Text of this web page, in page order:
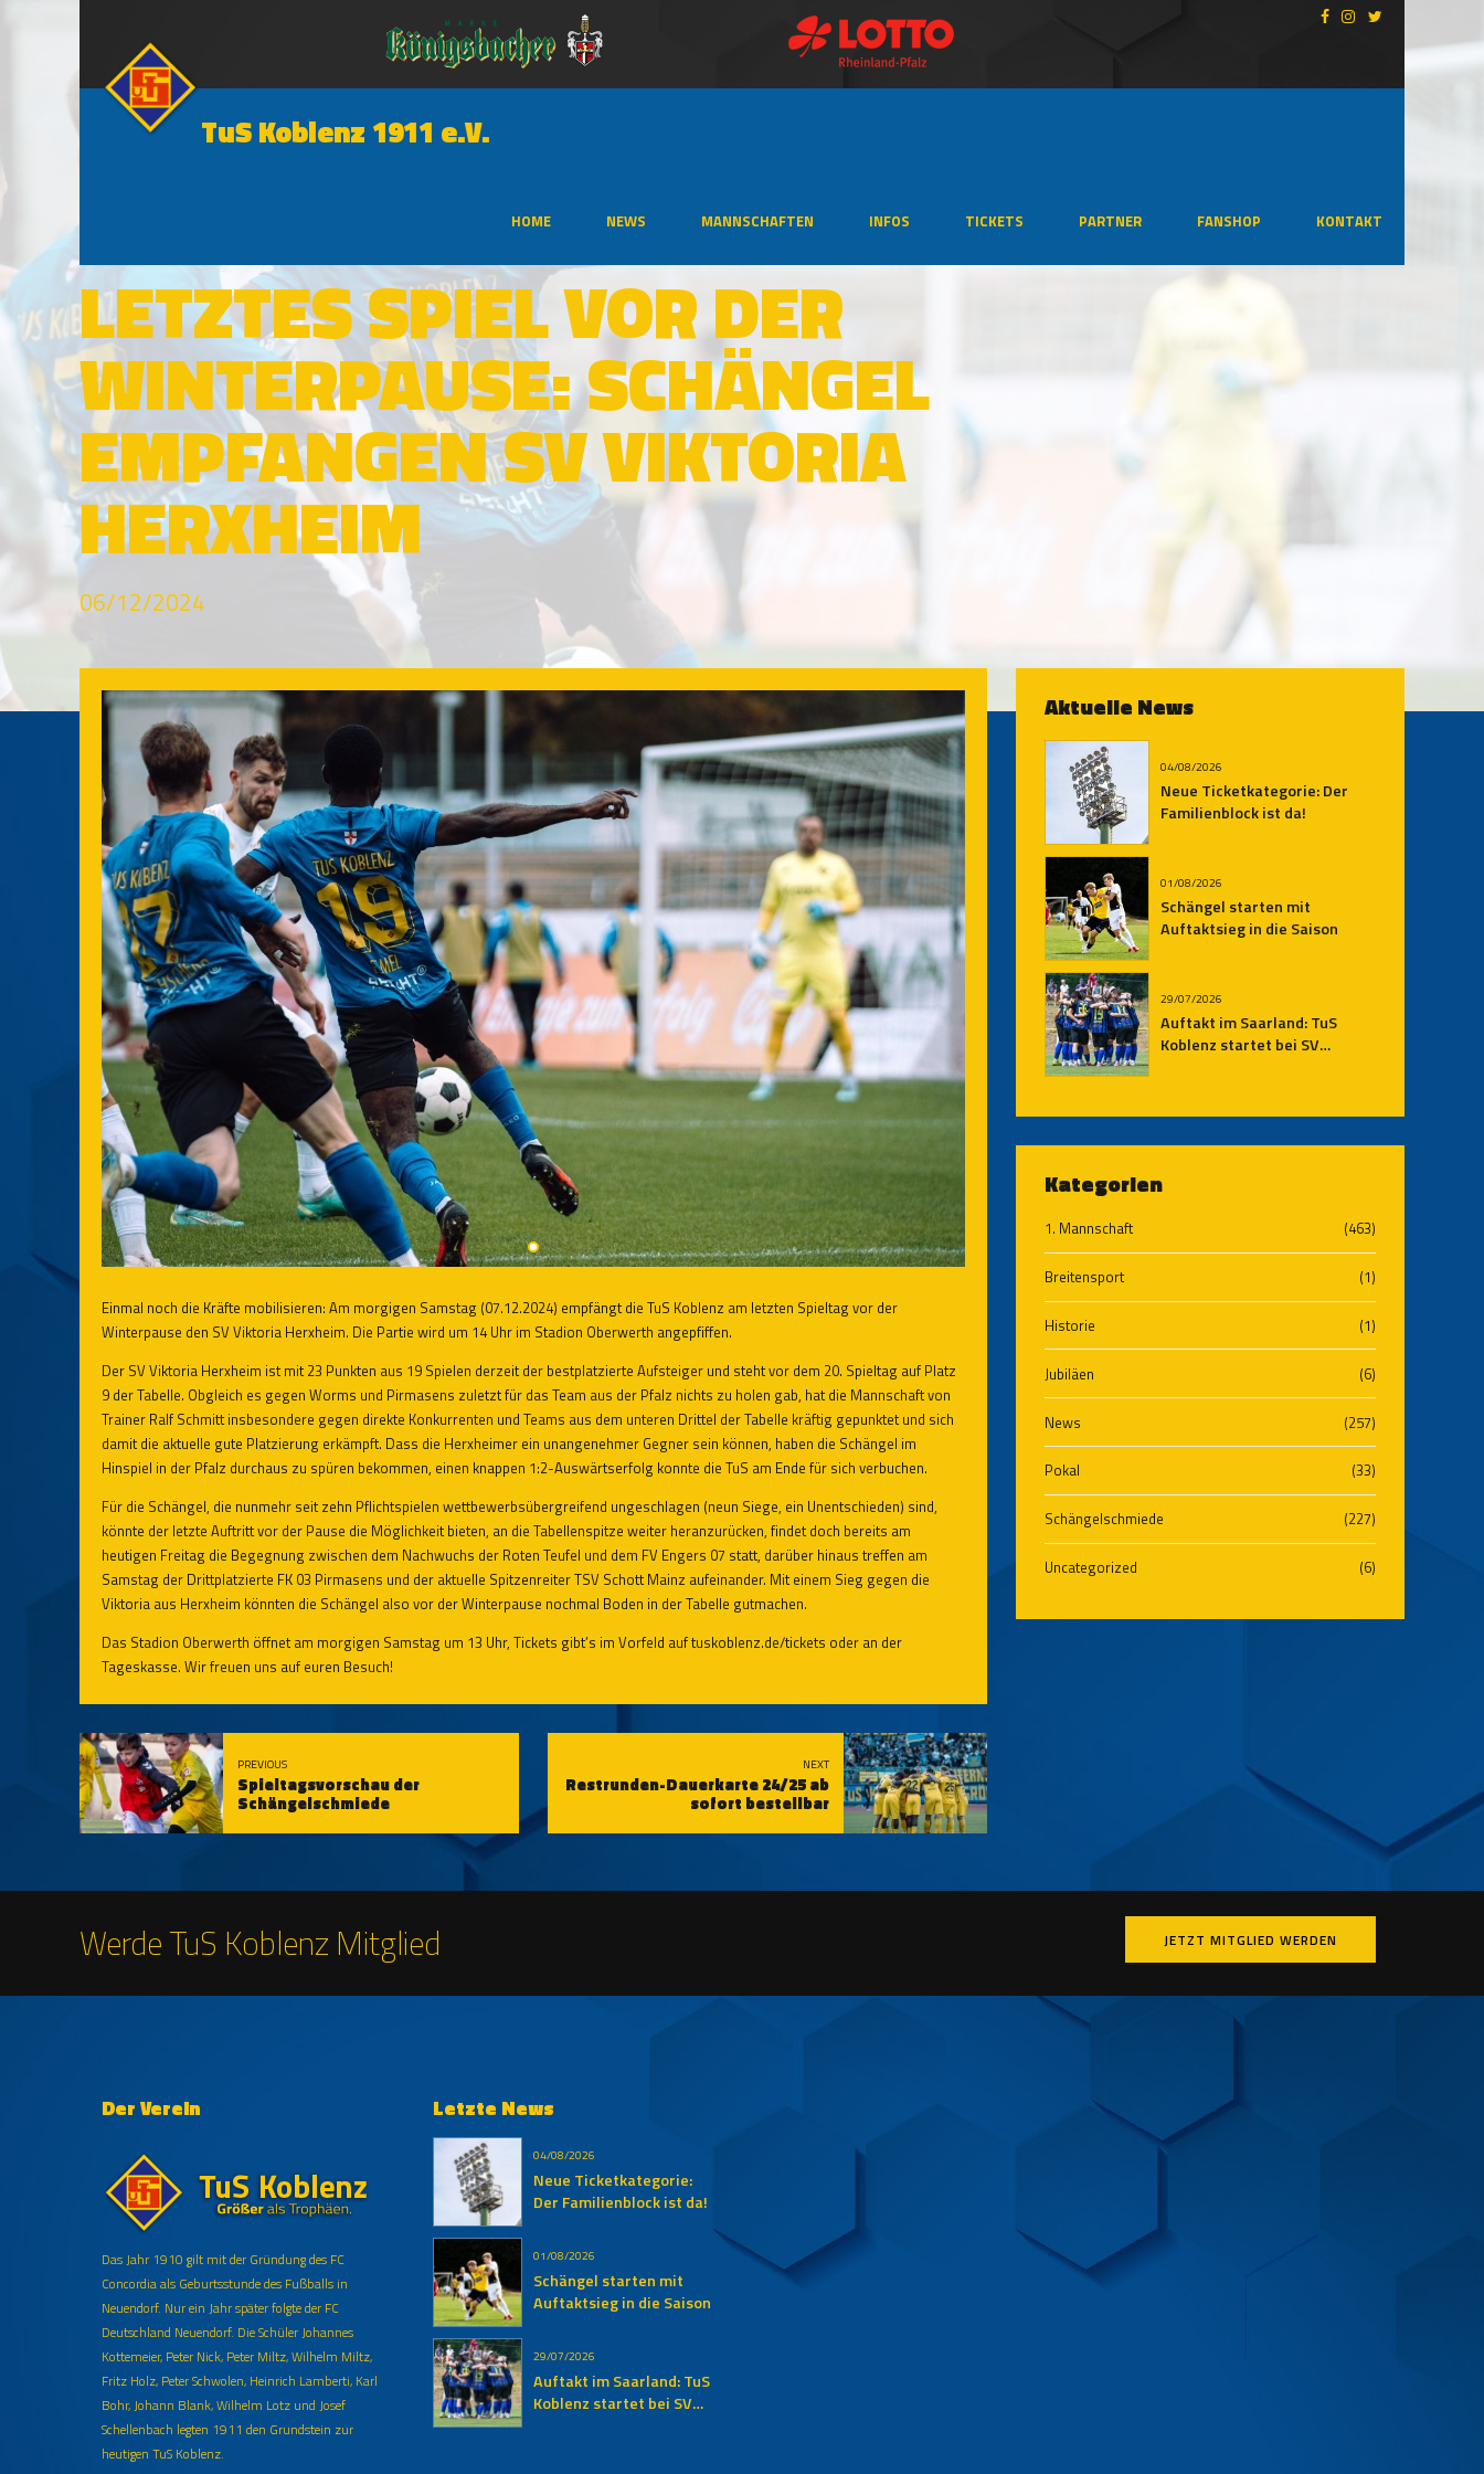
TuS Koblenz 1911 e.V.
HOME NEWS MANNSCHAFTEN INFOS TICKETS PARTNER FANSHOP KONTAKT
LETZTES SPIEL VOR DER
WINTERPAUSE: SCHÄNGEL
EMPFANGEN SV VIKTORIA
HERXHEIM
06/12/2024
Einmal noch die Kräfte mobilisieren: Am morgigen Samstag (07.12.2024) empfängt die TuS Koblenz am letzten Spieltag vor der
Winterpause den SV Viktoria Herxheim. Die Partie wird um 14 Uhr im Stadion Oberwerth angepfiffen.
Der SV Viktoria Herxheim ist mit 23 Punkten aus 19 Spielen derzeit der bestplatzierte Aufsteiger und steht vor dem 20. Spieltag auf Platz
9 der Tabelle. Obgleich es gegen Worms und Pirmasens zuletzt für das Team aus der Pfalz nichts zu holen gab, hat die Mannschaft von
Trainer Ralf Schmitt insbesondere gegen direkte Konkurrenten und Teams aus dem unteren Drittel der Tabelle kräftig gepunktet und sich
damit die aktuelle gute Platzierung erkämpft. Dass die Herxheimer ein unangenehmer Gegner sein können, haben die Schängel im
Hinspiel in der Pfalz durchaus zu spüren bekommen, einen knappen 1:2-Auswärtserfolg konnte die TuS am Ende für sich verbuchen.
Für die Schängel, die nunmehr seit zehn Pflichtspielen wettbewerbsübergreifend ungeschlagen (neun Siege, ein Unentschieden) sind,
könnte der letzte Auftritt vor der Pause die Möglichkeit bieten, an die Tabellenspitze weiter heranzurücken, findet doch bereits am
heutigen Freitag die Begegnung zwischen dem Nachwuchs der Roten Teufel und dem FV Engers 07 statt, darüber hinaus treffen am
Samstag der Drittplatzierte FK 03 Pirmasens und der aktuelle Spitzenreiter TSV Schott Mainz aufeinander. Mit einem Sieg gegen die
Viktoria aus Herxheim könnten die Schängel also vor der Winterpause nochmal Boden in der Tabelle gutmachen.
Das Stadion Oberwerth öffnet am morgigen Samstag um 13 Uhr, Tickets gibt’s im Vorfeld auftuskoblenz.de/tickets oder an der
Tageskasse. Wir freuen uns auf euren Besuch!
PREVIOUS
Spieltagsvorschau der
Schängelschmiede
NEXT
Restrunden-Dauerkarte 24/25 ab
sofort bestellbar
Aktuelle News
04/08/2026
Neue Ticketkategorie: Der
Familienblock ist da!
01/08/2026
Schängel starten mit
Auftaktsieg in die Saison
29/07/2026
Auftakt im Saarland: TuS
Koblenz startet bei SV
Kategorien
1. Mannschaft (463)
Breitensport (1)
Historie (1)
Jubiläen (6)
News (257)
Pokal (33)
Schängelschmiede (227)
Uncategorized (6)
Werde TuS Koblenz Mitglied JETZT MITGLIED WERDEN
Der Verein
Das Jahr 1910 gilt mit der Gründung des FC
Concordia als Geburtsstunde des Fußballs in
Neuendorf. Nur ein Jahr später folgte der FC
Deutschland Neuendorf. Die Schüler Johannes
Kottemeier, Peter Nick, Peter Miltz, Wilhelm Miltz,
Fritz Holz, Peter Schwolen, Heinrich Lamberti, Karl
Bohr, Johann Blank, Wilhelm Lotz und Josef
Schellenbach legten 1911 den Grundstein zur
heutigen TuS Koblenz.
Letzte News
04/08/2026
Neue Ticketkategorie:
Der Familienblock ist da!
01/08/2026
Schängel starten mit
Auftaktsieg in die Saison
29/07/2026
Auftakt im Saarland: TuS
Koblenz startet bei SV